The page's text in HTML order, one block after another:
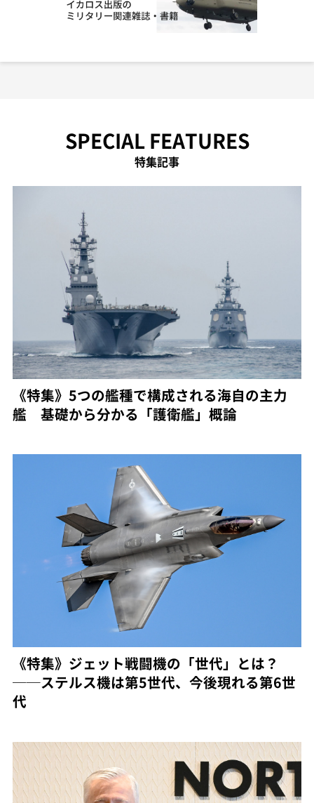
SPECIAL FEATURES
特集記事
《特集》5つの艦種で構成される海自の主力
艦 基礎から分かる「護衛艦」概論
《特集》ジェット戦闘機の「世代」とは？
──ステルス機は第5世代、今後現れる第6世
代